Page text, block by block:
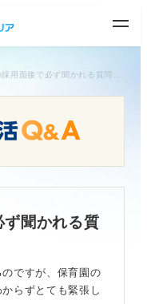
ず聞かれる質
ですが、保育園の
らずとても緊張し